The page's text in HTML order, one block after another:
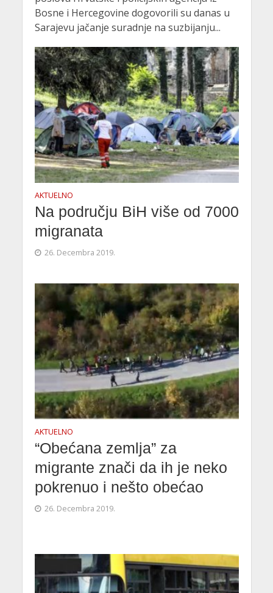
Bosne i Hercegovine dogovorili su danas u
Sarajevu jačanje suradnje na suzbijanju...
AKTUELNO
Na području BiH više od 7000
migranata
26. Decembra 2019.
AKTUELNO
“Obećana zemlja” za
migrante znači da ih je neko
pokrenuo i nešto obećao
26. Decembra 2019.